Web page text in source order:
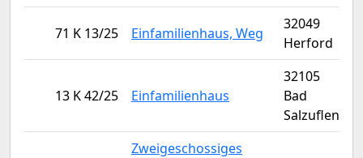
71 K 13/25 Einfamilienhaus, Weg
32049
Herford
13 K 42/25 Einfamilienhaus
32105
Bad
Salzuflen
Zweigeschossiges